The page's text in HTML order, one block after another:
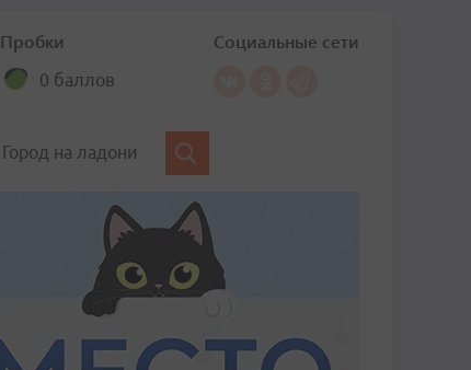
Пробки
0 баллов
Социальные сети
Город на ладони